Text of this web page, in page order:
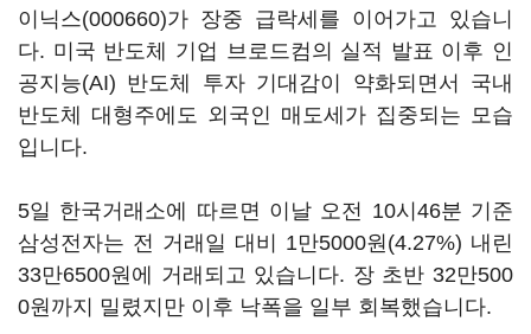
이닉스(000660)가 장중 급락세를 이어가고 있습니
다. 미국 반도체 기업 브로드컴의 실적 발표 이후 인
공지능(AI) 반도체 투자 기대감이 약화되면서 국내
반도체 대형주에도 외국인 매도세가 집중되는 모습
입니다.
5일 한국거래소에 따르면 이날 오전 10시46분 기준
삼성전자는 전 거래일 대비 1만5000원(4.27%) 내린
33만6500원에 거래되고 있습니다. 장 초반 32만500
0원까지 밀렸지만 이후 낙폭을 일부 회복했습니다.